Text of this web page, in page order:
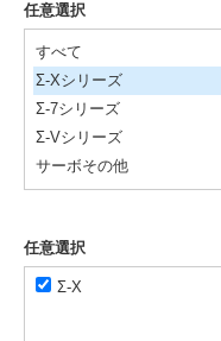
任意選択
すべて
Σ-Xシリーズ
Σ-7シリーズ
Σ-Vシリーズ
サーボその他
任意選択
Σ-X